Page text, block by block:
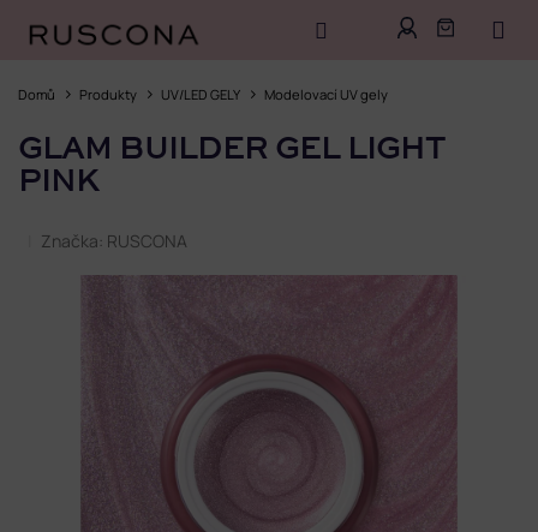
Domů Produkty UV/LED GELY Modelovací UV gely
GLAM BUILDER GEL LIGHT
PINK
Značka: RUSCONA